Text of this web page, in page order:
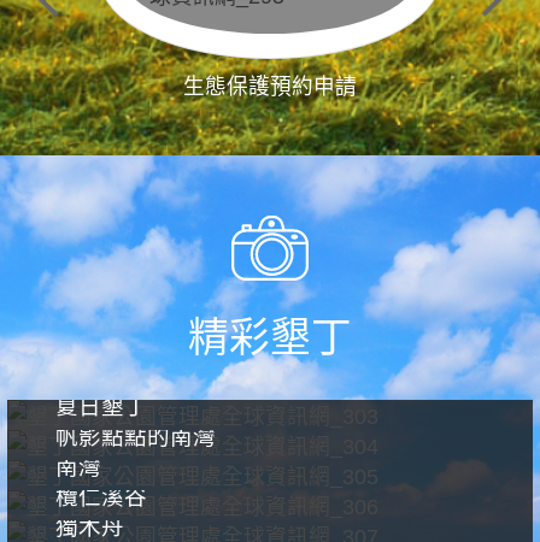
生態保護預約申請
精彩墾丁
夏日墾丁
帆影點點的南灣
南灣
欖仁溪谷
獨木舟